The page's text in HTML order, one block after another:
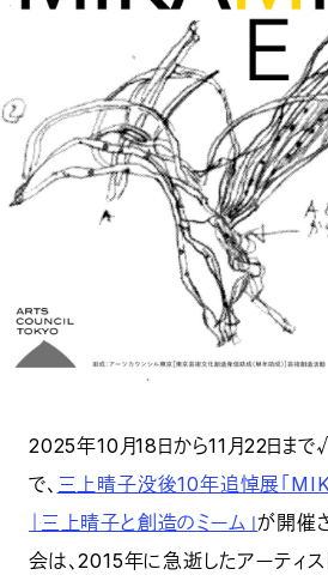
2025年10月18日から11月22日
で、 三上晴子没後10年追悼展「
｜三上晴子と創造のミーム」が開催
会は、2015年に急逝したアーティ